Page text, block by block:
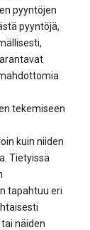
pyyntöjen
pyyntöjä,
tekemiseen
kuin niiden
Tietyissä
tapahtuu eri
näiden